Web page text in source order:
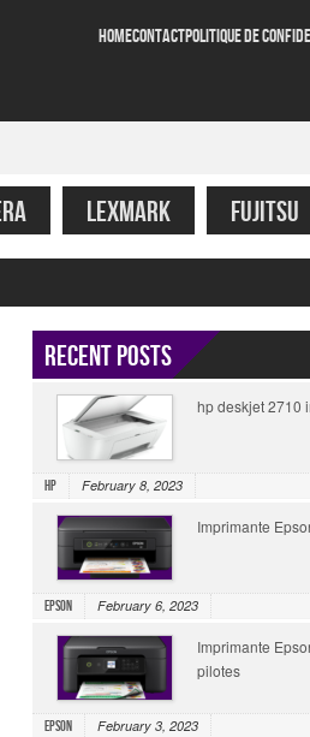
HOMECONTACTPOLITIQUE DE
LEXMARK FUJITSU
Recent Posts
hp deskjet 2710
HP February 8, 2023
Imprimante
Epson February 6, 2023
Imprimante
pilotes
Epson February 3, 2023